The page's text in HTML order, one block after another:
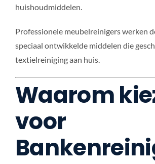
huishoudmiddelen.
Professionele meubelreinigers werken
speciaal ontwikkelde middelen die
textielreiniging aan huis.
Waarom
voor